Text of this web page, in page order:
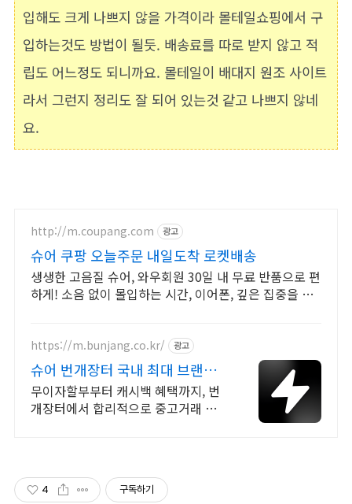
입해도 크게 나쁘지 않을 가격이라 몰테일쇼핑에서 구
입하는것도 방법이 될듯. 배송료를 따로 받지 않고 적
립도 어느정도 되니까요. 몰테일이 배대지 원조 사이트
라서 그런지 정리도 잘 되어 있는것 같고 나쁘지 않네
요.
http://m.coupang.com 광고
슈어 쿠팡 오늘주문 내일도착 로켓배송
생생한 고음질 슈어, 와우회원 30일 내 무료 반품으로 편
하게! 소음 없이 몰입하는 시간, 이어폰, 깊은 집중을 경
https://m.bunjang.co.kr/ 광고
슈어 번개장터 국내 최대 브랜드
중고거래
무이자할부부터 캐시백 혜택까지, 번
개장터에서 합리적으로 중고거래 하
4 구독하기